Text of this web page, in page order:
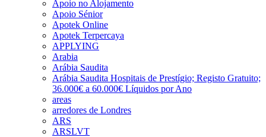
Apoio no Alojamento
Apoio Sénior
Apotek Online
Apotek Terpercaya
APPLYING
Arabia
Arábia Saudita
Arábia Saudita Hospitais de Prestígio; Registo Gratuito;
36.000€ a 60.000€ Líquidos por Ano
areas
arredores de Londres
ARS
ARSLVT